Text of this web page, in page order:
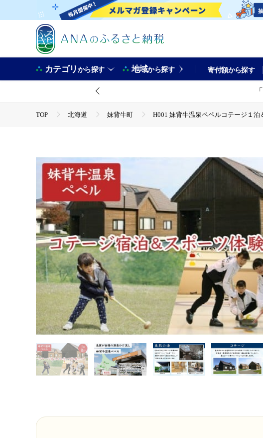
カテゴリから探す 地域から探す 寄付額から探す
TOP 北海道 妹背牛町 H001 妹背牛温泉ペペルコテージ１泊